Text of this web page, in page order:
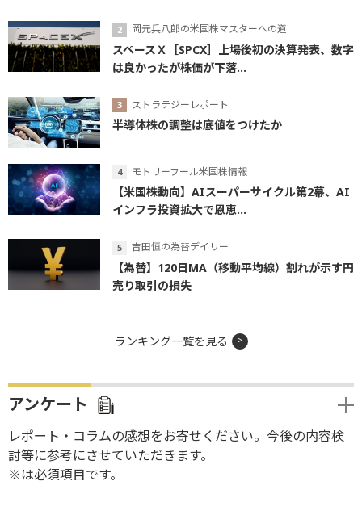
岡元兵八郎の米国株マスターへの道
スペースＸ［SPCX］上場後初の決算発表、数字
は良かったが株価が下落...
ストラテジーレポート
半導体株の調整は底値をつけたか
モトリーフール米国株情報
【米国株動向】AIスーパーサイクル第2幕、AI
インフラ投資拡大で恩恵...
吉田恒の為替デイリー
【為替】120日MA（移動平均線）割れが示す円
売り取引の損失
ランキング一覧を見る
アンケート
レポート・コラムの感想をお寄せください。今後の内容検
討等に参考にさせていただきます。
※は必須項目です。